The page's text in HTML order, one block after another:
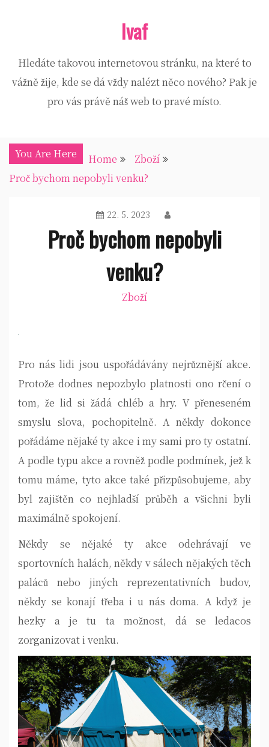
Ivaf
Hledáte takovou internetovou stránku, na které to
vážně žije, kde se dá vždy nalézt něco nového? Pak je
pro vás právě náš web to pravé místo.
You Are Here Home
Zboží
Proč bychom nepobyli venku?
22. 5. 2023
Proč bychom nepobyli
venku?
Zboží
Pro nás lidi jsou uspořádávány nejrůznější akce.
Protože dodnes nepozbylo platnosti ono rčení o
tom, že lid si žádá chléb a hry. V přeneseném
smyslu slova, pochopitelně. A někdy dokonce
pořádáme nějaké ty akce i my sami pro ty ostatní.
A podle typu akce a rovněž podle podmínek, jež k
tomu máme, tyto akce také přizpůsobujeme, aby
byl zajištěn co nejhladší průběh a všichni byli
maximálně spokojení.
Někdy se nějaké ty akce odehrávají ve
sportovních halách, někdy v sálech nějakých těch
paláců nebo jiných reprezentativních budov,
někdy se konají třeba i u nás doma. A když je
hezky a je tu ta možnost, dá se ledacos
zorganizovat i venku.